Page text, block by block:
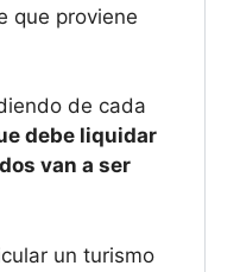
que proviene
de cada
debe liquidar
van a ser
un turismo